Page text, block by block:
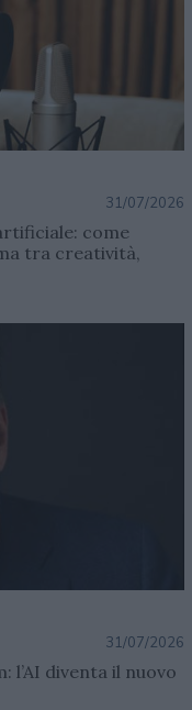
31/07/2026
come
tra creatività,
31/07/2026
l’AI diventa il nuovo